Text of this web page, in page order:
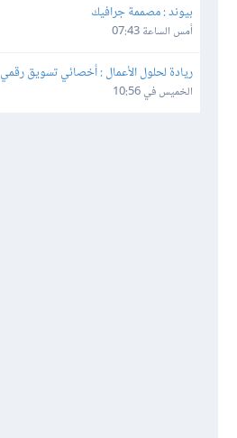
بيوند : مصممة جرافيك
أمس الساعة 07:43
ريادة لحلول الأعمال : أخصائي تسويق
الخميس في 10:56